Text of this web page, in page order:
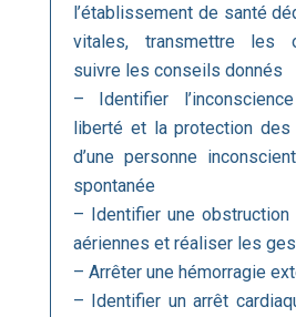
l’établissement de santé
vitales, transmettre les
suivre les conseils donnés
– Identifier
liberté et la protection des
d’une personne
spontanée
– Identifier une
aériennes et réaliser les
– Arrêter une hémorragie
– Identifier un arrêt